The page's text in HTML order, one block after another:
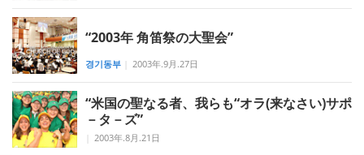
“2003年 角笛祭の大聖会”
경기동부 2003年.9月.27日
“米国の聖なる者、我らも“オラ(来なさい)サポ
－タ－ズ”
2003年.8月.21日